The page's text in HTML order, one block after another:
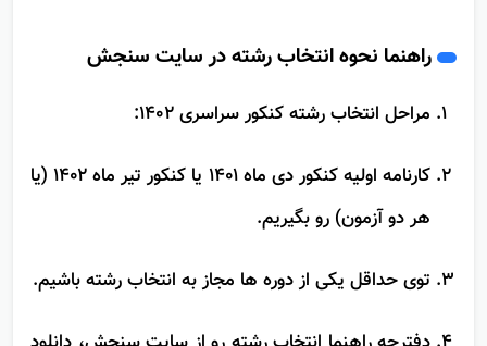
راهنما نحوه انتخاب رشته در سایت سنجش